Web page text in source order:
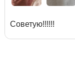
Советую!!!!!!